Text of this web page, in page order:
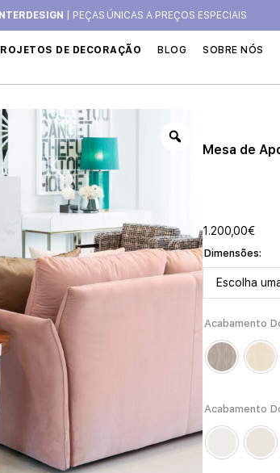
| PEÇAS ÚNICAS A PREÇOS ESPECIAIS
DE DECORAÇÃO BLOG SOBRE NÓS
Mesa de
1.200,00€
Dimensões
Acabamento
Acabamento